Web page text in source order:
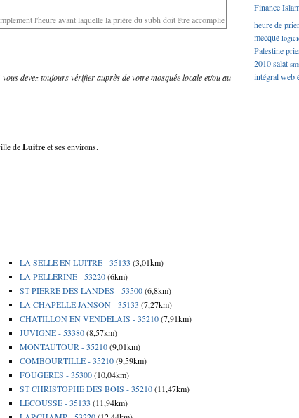
l'heure avant laquelle la prière du subh doit être accomplie
devez toujours vérifier auprès de votre mosquée locale et/ou au
deLuitreet ses environs.
LA SELLE EN LUITRE - 35133 (3,01km)
LA PELLERINE - 53220(6km)
ST PIERRE DES LANDES - 53500(6,8km)
LA CHAPELLE JANSON - 35133 (7,27km)
CHATILLON EN VENDELAIS - 35210(7,91km)
JUVIGNE - 53380(8,57km)
MONTAUTOUR - 35210(9,01km)
COMBOURTILLE - 35210(9,59km)
FOUGERES - 35300(10,04km)
ST CHRISTOPHE DES BOIS - 35210(11,47km)
LECOUSSE - 35133 (11,94km)
Finance
heure de
mecque
Palestine
2010salat
intégralweb